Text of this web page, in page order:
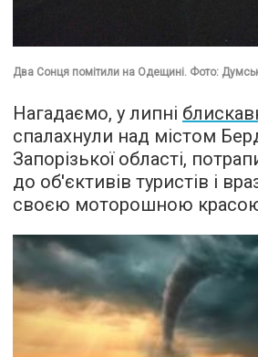
Два Сонця помітили на Одещині. Фото:
Нагадаємо, у липні
спалахнули над містом
Запорізької області,
до об'єктивів туристів і
своєю моторошною